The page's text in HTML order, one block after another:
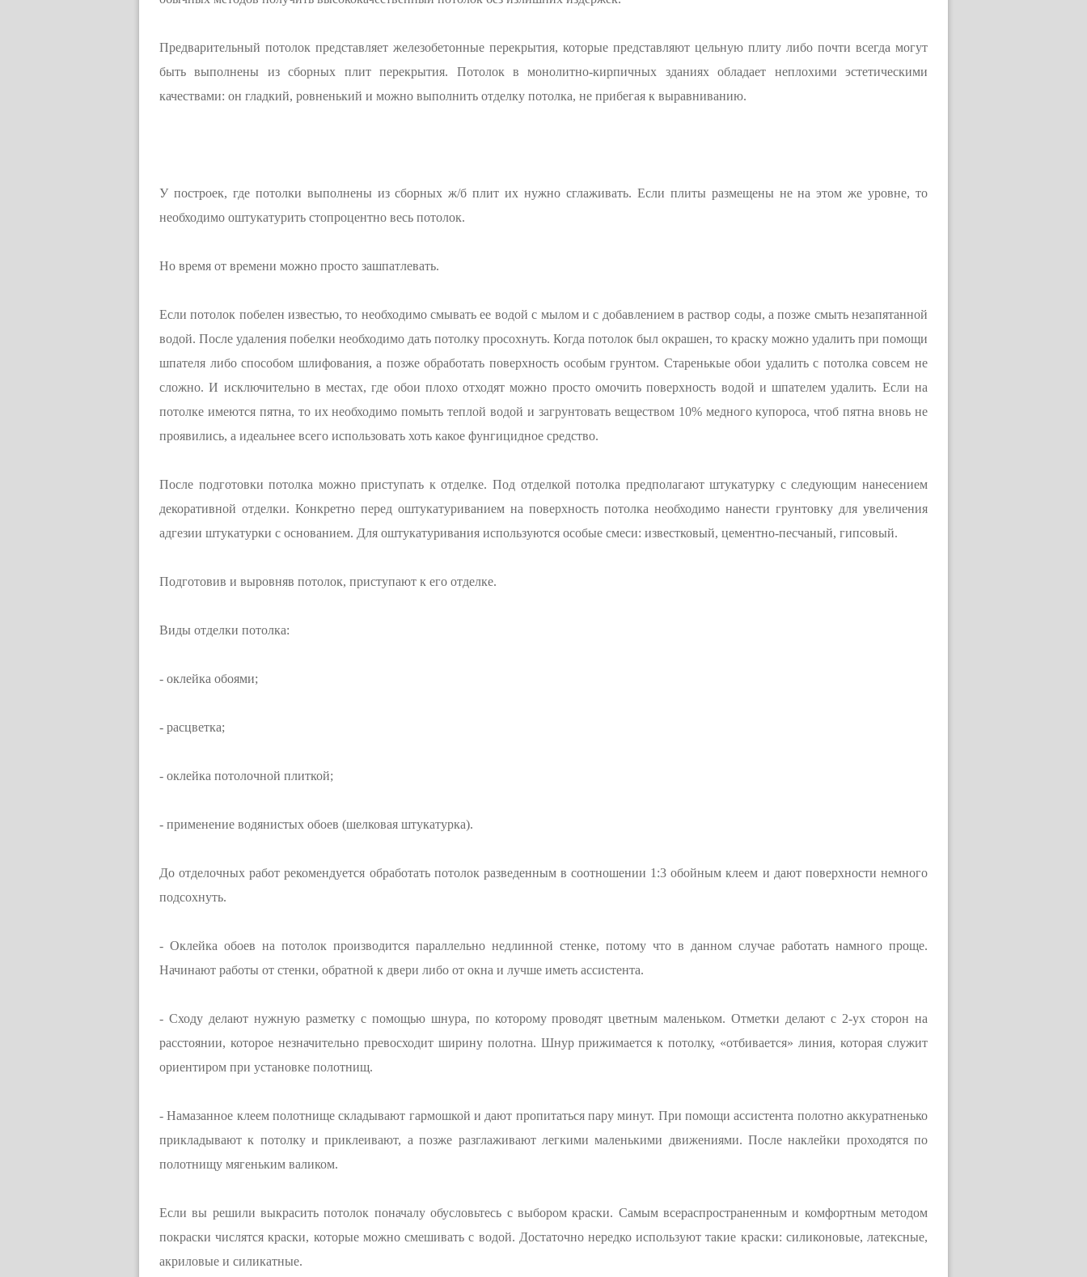
Предварительный потолок представляет железобетонные перекрытия, которые представляют цельную плиту либо почти всегда могут
быть выполнены из сборных плит перекрытия. Потолок в монолитно-кирпичных зданиях обладает неплохими эстетическими
качествами: он гладкий, ровненький и можно выполнить отделку потолка, не прибегая к выравниванию.
У построек, где потолки выполнены из сборных ж/б плит их нужно сглаживать. Если плиты размещены не на этом же уровне, то
необходимо оштукатурить стопроцентно весь потолок.
Но время от времени можно просто зашпатлевать.
Если потолок побелен известью, то необходимо смывать ее водой с мылом и с добавлением в раствор соды, а позже смыть незапятанной
водой. После удаления побелки необходимо дать потолку просохнуть. Когда потолок был окрашен, то краску можно удалить при помощи
шпателя либо способом шлифования, а позже обработать поверхность особым грунтом. Старенькые обои удалить с потолка совсем не
сложно. И исключительно в местах, где обои плохо отходят можно просто омочить поверхность водой и шпателем удалить. Если на
потолке имеются пятна, то их необходимо помыть теплой водой и загрунтовать веществом 10% медного купороса, чтоб пятна вновь не
проявились, а идеальнее всего использовать хоть какое фунгицидное средство.
После подготовки потолка можно приступать к отделке. Под отделкой потолка предполагают штукатурку с следующим нанесением
декоративной отделки. Конкретно перед оштукатуриванием на поверхность потолка необходимо нанести грунтовку для увеличения
адгезии штукатурки с основанием. Для оштукатуривания используются особые смеси: известковый, цементно-песчаный, гипсовый.
Подготовив и выровняв потолок, приступают к его отделке.
Виды отделки потолка:
- оклейка обоями;
- расцветка;
- оклейка потолочной плиткой;
- применение водянистых обоев (шелковая штукатурка).
До отделочных работ рекомендуется обработать потолок разведенным в соотношении 1:3 обойным клеем и дают поверхности немного
подсохнуть.
- Оклейка обоев на потолок производится параллельно недлинной стенке, потому что в данном случае работать намного проще.
Начинают работы от стенки, обратной к двери либо от окна и лучше иметь ассистента.
- Сходу делают нужную разметку с помощью шнура, по которому проводят цветным маленьком. Отметки делают с 2-ух сторон на
расстоянии, которое незначительно превосходит ширину полотна. Шнур прижимается к потолку, «отбивается» линия, которая служит
ориентиром при установке полотнищ.
- Намазанное клеем полотнище складывают гармошкой и дают пропитаться пару минут. При помощи ассистента полотно аккуратненько
прикладывают к потолку и приклеивают, а позже разглаживают легкими маленькими движениями. После наклейки проходятся по
полотнищу мягеньким валиком.
Если вы решили выкрасить потолок поначалу обусловьтесь с выбором краски. Самым всераспространенным и комфортным методом
покраски числятся краски, которые можно смешивать с водой. Достаточно нередко используют такие краски: силиконовые, латексные,
акриловые и силикатные.